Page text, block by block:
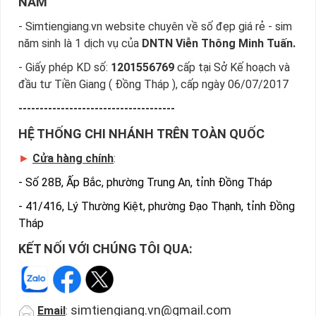
Trên đây là những chia sẻ chi tiết về dòng sim số đẹp giá rẻ
- Simtiengiang.vn website chuyên về số đẹp giá rẻ - sim
năm sinh là 1 dịch vụ của DNTN Viễn Thông Minh Tuấn.
- Giấy phép KD số: 1201556769 cấp tại Sở Kế hoạch và
đầu tư Tiền Giang ( Đồng Tháp ), cấp ngày 06/07/2017
-------------------------------------
HỆ THỐNG CHI NHÁNH TRÊN TOÀN QUỐC
► Cửa hàng chính:
- Số 28B, Ấp Bắc, phường Trung An, tỉnh Đồng Tháp
- 41/416, Lý Thường Kiệt, phường Đạo Thạnh, tỉnh Đồng
Tháp
KẾT NỐI VỚI CHÚNG TÔI QUA:
Email : simtiengiang.vn@gmail.com